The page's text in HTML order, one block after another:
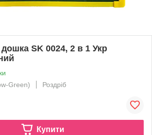
дошка SK 0024, 2 в 1 Укр
Green)
Роздріб
Купити